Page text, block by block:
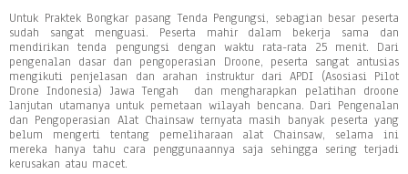
Untuk Praktek Bongkar pasang Tenda Pengungsi, sebagian besar peserta
sudah sangat menguasi. Peserta mahir dalam bekerja sama dan
mendirikan tenda pengungsi dengan waktu rata-rata 25 menit. Dari
pengenalan dasar dan pengoperasian Droone, peserta sangat antusias
mengikuti penjelasan dan arahan instruktur dari APDI (Asosiasi Pilot
Drone Indonesia) Jawa Tengah dan mengharapkan pelatihan droone
lanjutan utamanya untuk pemetaan wilayah bencana. Dari Pengenalan
dan Pengoperasian Alat Chainsaw ternyata masih banyak peserta yang
belum mengerti tentang pemeliharaan alat Chainsaw, selama ini
mereka hanya tahu cara penggunaannya saja sehingga sering terjadi
kerusakan atau macet.